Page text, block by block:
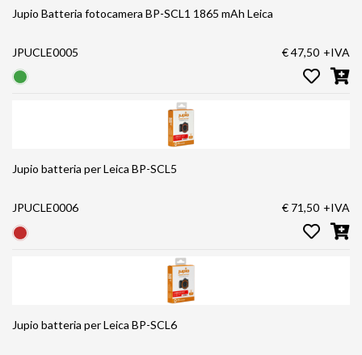
Jupio Batteria fotocamera BP-SCL1 1865 mAh Leica
JPUCLE0005 € 47,50 +IVA
Jupio batteria per Leica BP-SCL5
JPUCLE0006 € 71,50 +IVA
Jupio batteria per Leica BP-SCL6